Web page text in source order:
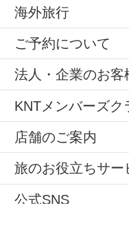
海外旅行
ご予約について
法人・企業のお客
KNTメンバーズク
店舗のご案内
旅のお役立ちサー
公式SNS